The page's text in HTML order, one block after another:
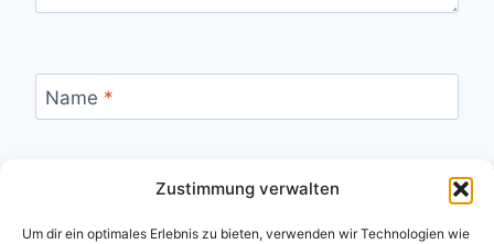
Zustimmung verwalten
Um dir ein optimales Erlebnis zu bieten, verwenden wir Technologien wie
Name *